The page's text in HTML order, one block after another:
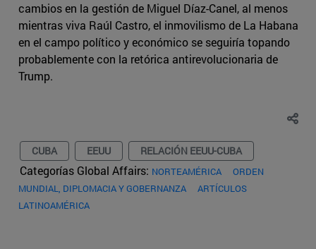
cambios en la gestión de Miguel Díaz-Canel, al menos
mientras viva Raúl Castro, el inmovilismo de La Habana
en el campo político y económico se seguiría topando
probablemente con la retórica antirevolucionaria de
Trump.
CUBA EEUU RELACIÓN EEUU-CUBA
Categorías Global Affairs: NORTEAMÉRICA
ORDEN
MUNDIAL, DIPLOMACIA Y GOBERNANZA
ARTÍCULOS
LATINOAMÉRICA